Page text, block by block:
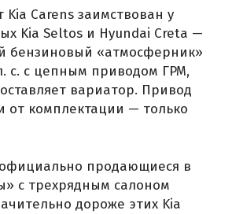
Kia Carens заимствован у
Kia Seltos и Hyundai Creta —
бензиновый «атмосферник»
с. с цепным приводом ГРМ,
вариатор. Привод
от комплектации — только
продающиеся в
с трехрядным салоном
дороже этих Kia